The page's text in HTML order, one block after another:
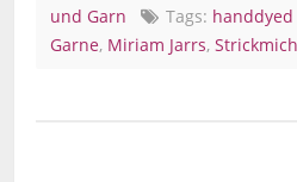
und Garn
Tags: handdyed
Garne, Miriam Jarrs,